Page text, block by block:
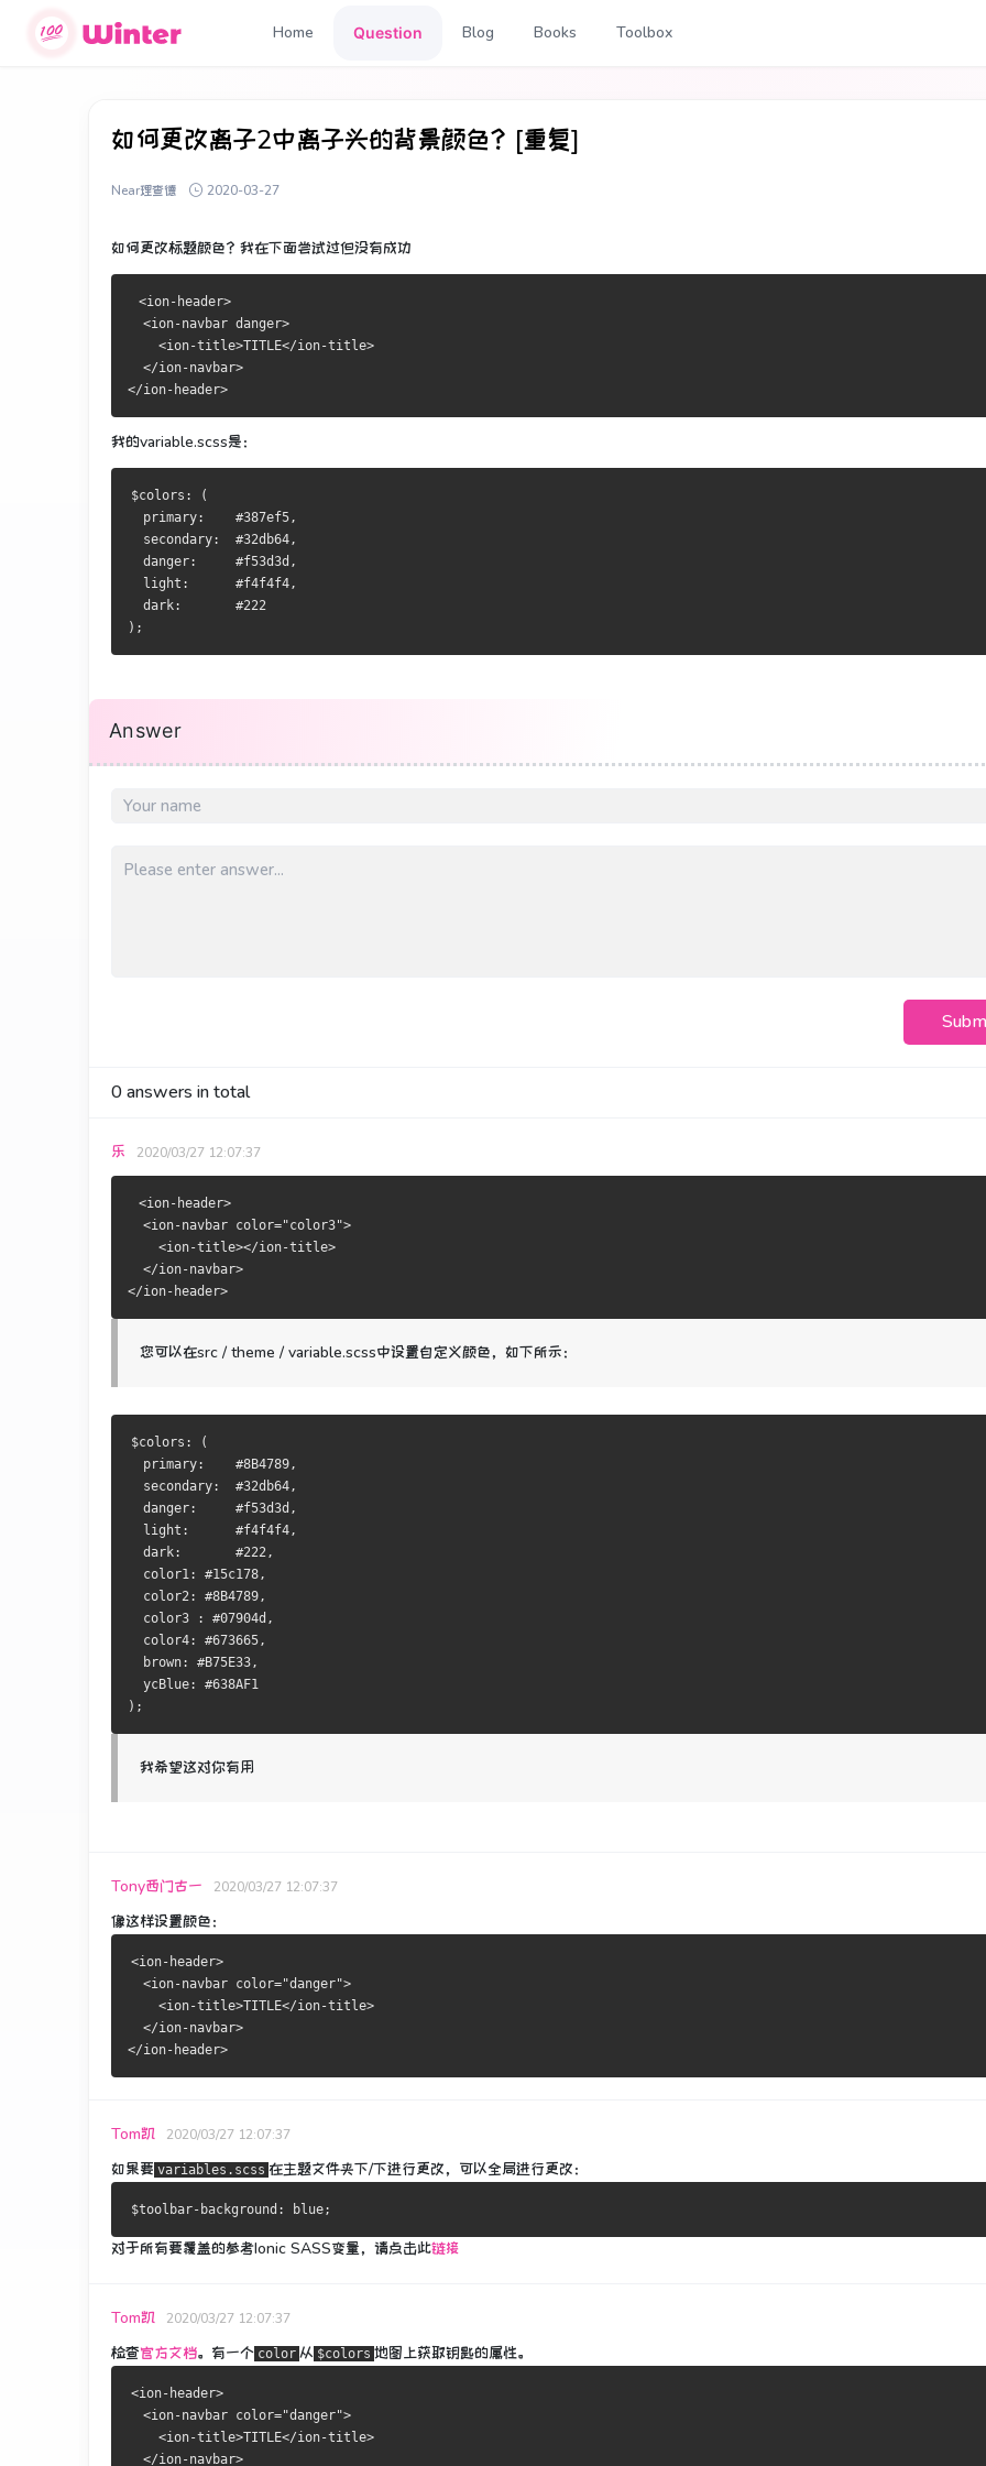
Home Question Blog Books Toolbox
如何更改离子2中离子头的背景颜色？[重复]
Near理查德 2020-03-27
如何更改标题颜色？ 我在下面尝试过但没有成功
<ion-header>
  <ion-navbar danger>
    <ion-title>TITLE</ion-title>
  </ion-navbar>
</ion-header>
我的variable.scss是：
$colors: (
  primary:    #387ef5,
  secondary:  #32db64,
  danger:     #f53d3d,
  light:      #f4f4f4,
  dark:       #222
);
Answer
0answers in total
乐 2020/03/27 12:07:37
<ion-header>
  <ion-navbar color="color3">
    <ion-title></ion-title>
  </ion-navbar>
</ion-header>
您可以在src / theme / variable.scss中设置自定义颜色，如下所示：
$colors: (
  primary:    #8B4789,
  secondary:  #32db64,
  danger:     #f53d3d,
  light:      #f4f4f4,
  dark:       #222,
  color1: #15c178,
  color2: #8B4789,
  color3 : #07904d,
  color4: #673665,
  brown: #B75E33,
  ycBlue: #638AF1
);
我希望这对你有用
Tony西门古一 2020/03/27 12:07:37
像这样设置颜色：
<ion-header>
  <ion-navbar color="danger">
    <ion-title>TITLE</ion-title>
  </ion-navbar>
</ion-header>
Tom凯 2020/03/27 12:07:37
如果要 variables.scss 在主题文件夹下/下进行更改，可以全局进行更改：
对于所有要覆盖的参考Ionic SASS变量，请点击此链接
Tom凯 2020/03/27 12:07:37
检查官方文档。 有一个 color 从 $colors 地图上获取钥匙的属性。
<ion-header>
  <ion-navbar color="danger">
    <ion-title>TITLE</ion-title>
  </ion-navbar>